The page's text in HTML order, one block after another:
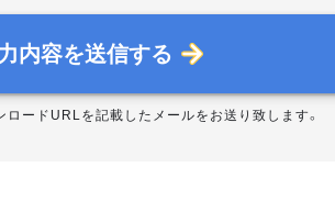
内容を送信する
ロードURLを記載したメールをお送り致します。